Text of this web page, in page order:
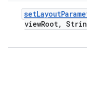
setLayout
viewRoot,